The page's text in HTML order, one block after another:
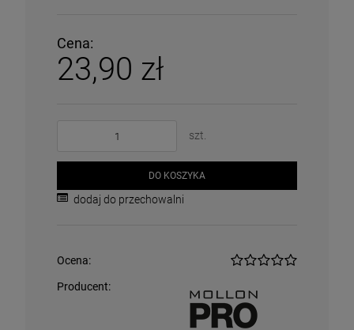
Cena:
23,90 zł
szt.
DO KOSZYKA
dodaj do przechowalni
Ocena:
Producent: